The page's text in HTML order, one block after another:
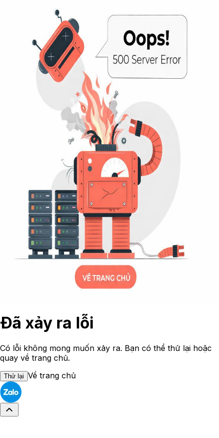
Đã xảy ra lỗi
Có lỗi không mong muốn xảy ra. Bạn có thể thử lại hoặc
quay về trang chủ.
Thử lại Về trang chủ